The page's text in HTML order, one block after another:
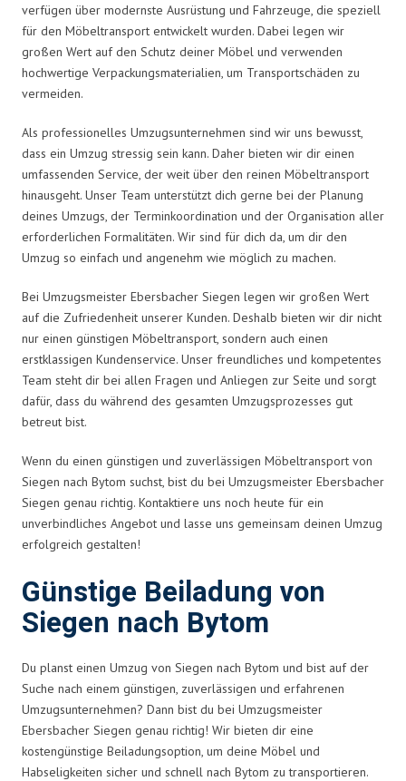
verfügen über modernste Ausrüstung und Fahrzeuge, die speziell
für den Möbeltransport entwickelt wurden. Dabei legen wir
großen Wert auf den Schutz deiner Möbel und verwenden
hochwertige Verpackungsmaterialien, um Transportschäden zu
vermeiden.
Als professionelles Umzugsunternehmen sind wir uns bewusst,
dass ein Umzug stressig sein kann. Daher bieten wir dir einen
umfassenden Service, der weit über den reinen Möbeltransport
hinausgeht. Unser Team unterstützt dich gerne bei der Planung
deines Umzugs, der Terminkoordination und der Organisation aller
erforderlichen Formalitäten. Wir sind für dich da, um dir den
Umzug so einfach und angenehm wie möglich zu machen.
Bei Umzugsmeister Ebersbacher Siegen legen wir großen Wert
auf die Zufriedenheit unserer Kunden. Deshalb bieten wir dir nicht
nur einen günstigen Möbeltransport, sondern auch einen
erstklassigen Kundenservice. Unser freundliches und kompetentes
Team steht dir bei allen Fragen und Anliegen zur Seite und sorgt
dafür, dass du während des gesamten Umzugsprozesses gut
betreut bist.
Wenn du einen günstigen und zuverlässigen Möbeltransport von
Siegen nach Bytom suchst, bist du bei Umzugsmeister Ebersbacher
Siegen genau richtig. Kontaktiere uns noch heute für ein
unverbindliches Angebot und lasse uns gemeinsam deinen Umzug
erfolgreich gestalten!
Günstige Beiladung von
Siegen nach Bytom
Du planst einen Umzug von Siegen nach Bytom und bist auf der
Suche nach einem günstigen, zuverlässigen und erfahrenen
Umzugsunternehmen? Dann bist du bei Umzugsmeister
Ebersbacher Siegen genau richtig! Wir bieten dir eine
kostengünstige Beiladungsoption, um deine Möbel und
Habseligkeiten sicher und schnell nach Bytom zu transportieren.